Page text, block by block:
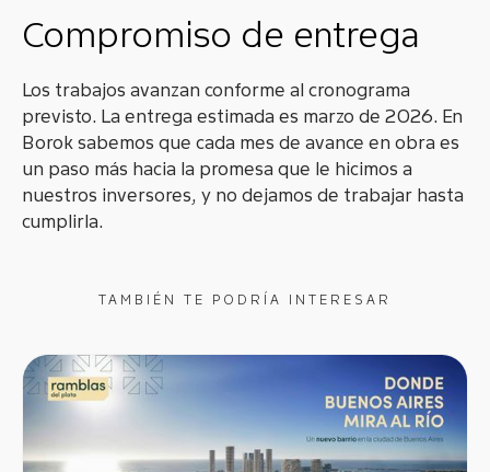
Compromiso de entrega
Los trabajos avanzan conforme al cronograma
previsto. La entrega estimada es marzo de 2026. En
Borok sabemos que cada mes de avance en obra es
un paso más hacia la promesa que le hicimos a
nuestros inversores, y no dejamos de trabajar hasta
cumplirla.
TAMBIÉN TE PODRÍA INTERESAR